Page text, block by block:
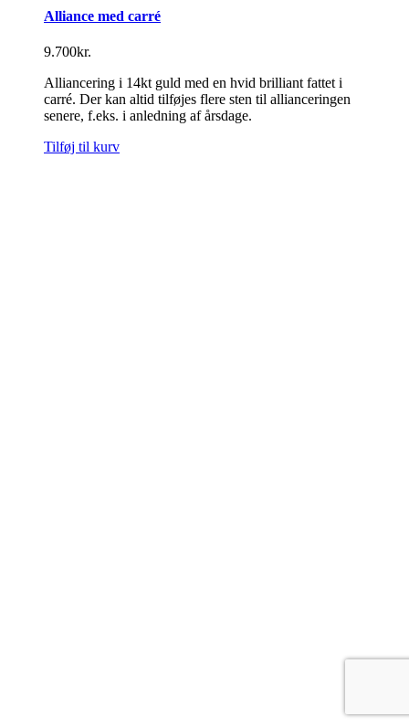
Alliance med carré
9.700kr.
Alliancering i 14kt guld med en hvid brilliant fattet i
carré. Der kan altid tilføjes flere sten til allianceringen
senere, f.eks. i anledning af årsdage.
Tilføj til kurv